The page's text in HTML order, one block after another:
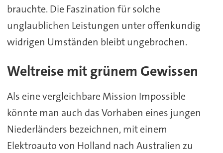
brauchte. Die Faszination für solche
unglaublichen Leistungen unter offenkundig
widrigen Umständen bleibt ungebrochen.
Weltreise mit grünem Gewissen
Als eine vergleichbare Mission Impossible
könnte man auch das Vorhaben eines jungen
Niederländers bezeichnen, mit einem
Elektroauto von Holland nach Australien zu